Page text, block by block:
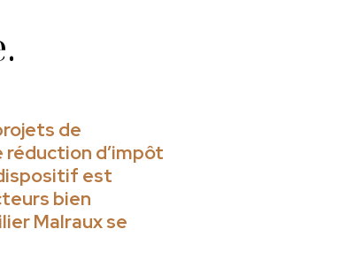
de
d’impôt
est
bien
Malraux se